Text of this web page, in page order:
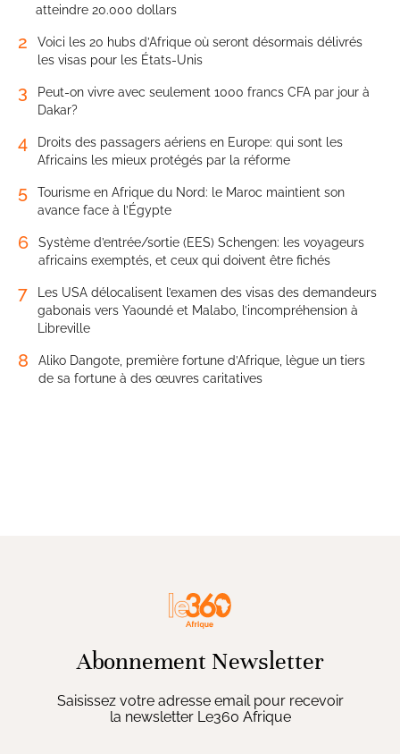
atteindre 20.000 dollars
2
Voici les 20 hubs d’Afrique où seront désormais délivrés
les visas pour les États-Unis
3
Peut-on vivre avec seulement 1000 francs CFA par jour à
Dakar?
4
Droits des passagers aériens en Europe: qui sont les
Africains les mieux protégés par la réforme
5
Tourisme en Afrique du Nord: le Maroc maintient son
avance face à l’Égypte
6
Système d’entrée/sortie (EES) Schengen: les voyageurs
africains exemptés, et ceux qui doivent être fichés
7
Les USA délocalisent l’examen des visas des demandeurs
gabonais vers Yaoundé et Malabo, l’incompréhension à
Libreville
8
Aliko Dangote, première fortune d’Afrique, lègue un tiers
de sa fortune à des œuvres caritatives
Abonnement Newsletter
Saisissez votre adresse email pour recevoir
la newsletter Le360 Afrique